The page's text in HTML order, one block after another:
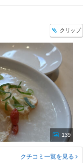
クリップ
139
クチコミ一覧を見る